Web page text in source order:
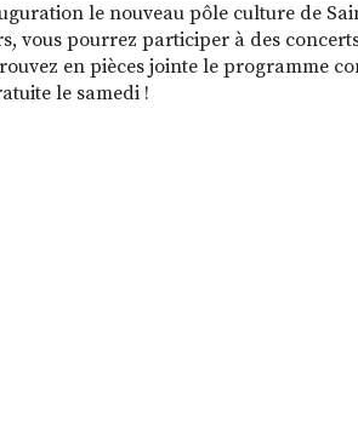
le nouveau pôle culture de
vous pourrez participer à des
en pièces jointe le programme
le samedi !